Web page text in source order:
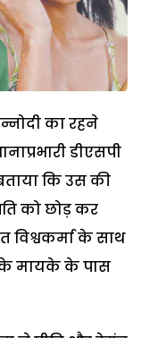
का रहने
डीएसपी
कि उस की
को छोड़ कर
विश्वकर्मा के साथ
के मायके के पास